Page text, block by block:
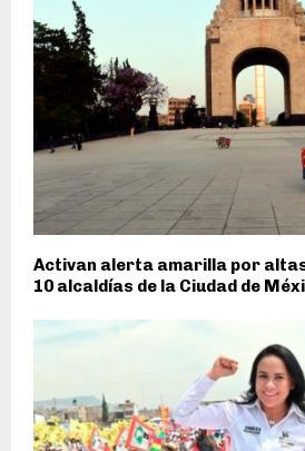
Activan alerta amarilla por
10 alcaldías de la Ciudad de